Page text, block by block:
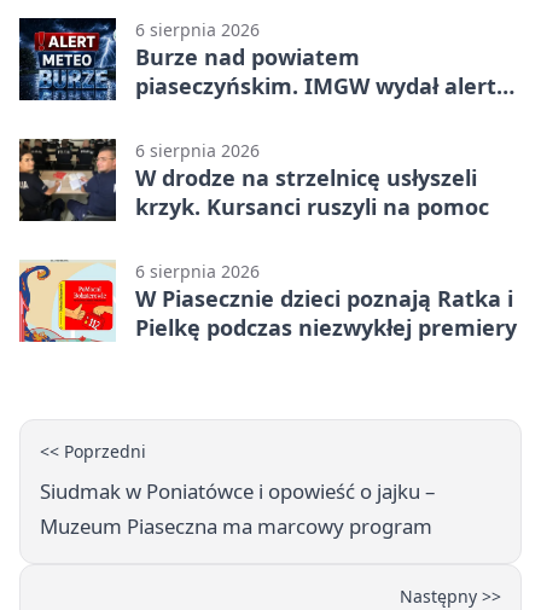
6 sierpnia 2026
Burze nad powiatem
piaseczyńskim. IMGW wydał alert
6 sierpnia 2026
W drodze na strzelnicę usłyszeli
krzyk. Kursanci ruszyli na pomoc
6 sierpnia 2026
W Piasecznie dzieci poznają Ratka i
Pielkę podczas niezwykłej premiery
<< Poprzedni
Siudmak w Poniatówce i opowieść o jajku –
Muzeum Piaseczna ma marcowy program
Następny >>